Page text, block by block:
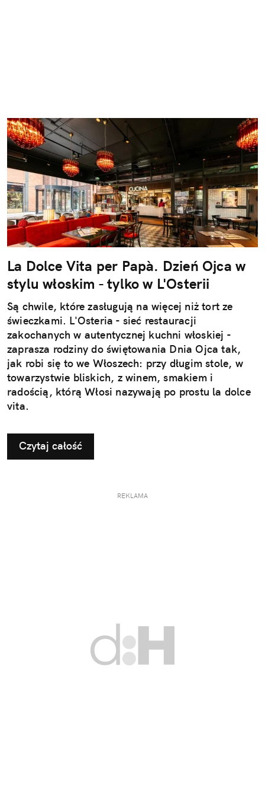
La Dolce Vita per Papà. Dzień Ojca w
stylu włoskim - tylko w L'Osterii
Są chwile, które zasługują na więcej niż tort ze
świeczkami. L'Osteria - sieć restauracji
zakochanych w autentycznej kuchni włoskiej -
zaprasza rodziny do świętowania Dnia Ojca tak,
jak robi się to we Włoszech: przy długim stole, w
towarzystwie bliskich, z winem, smakiem i
radością, którą Włosi nazywają po prostu la dolce
vita.
Czytaj całość
REKLAMA